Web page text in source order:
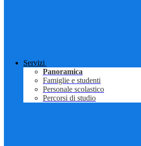
Servizi
Panoramica
Famiglie e studenti
Personale scolastico
Percorsi di studio